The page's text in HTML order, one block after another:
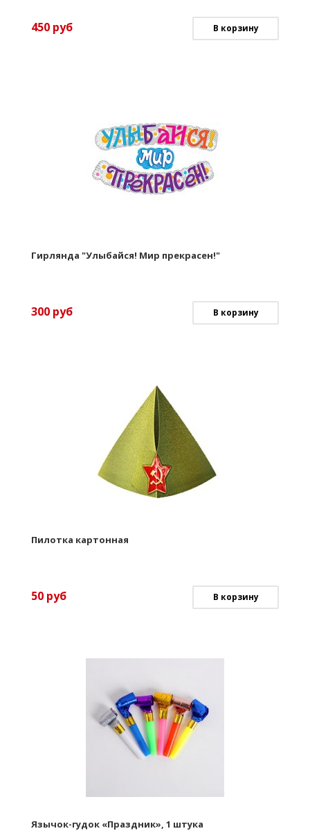
450 руб В корзину
Гирлянда "Улыбайся! Мир прекрасен!"
300 руб В корзину
Пилотка картонная
50 руб В корзину
Язычок-гудок «Праздник», 1 штука